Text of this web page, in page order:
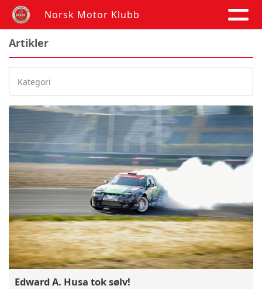
Norsk Motor Klubb
Artikler
Kategori
Edward A. Husa tok sølv!